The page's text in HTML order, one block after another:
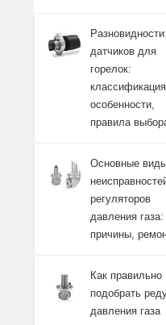
Разновидности
датчиков для
горелок:
особенности,
правила
Основные
регуляторов
давления газа:
причины,
Как правильно
подобрать
давления газа